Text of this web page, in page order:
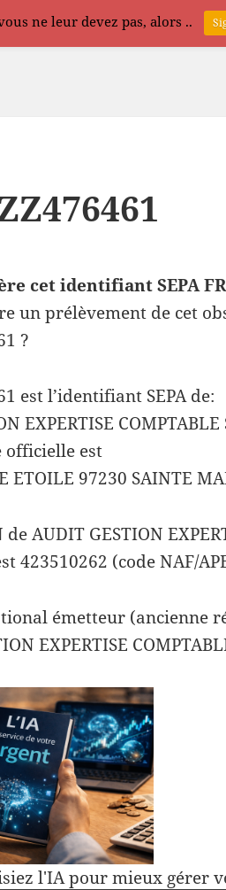
cet identifiant SEPA
un prélèvement de cet
?
est l’identifiant SEPA de:
EXPERTISE COMPTABLE
officielle est
ETOILE 97230 SAINTE
de AUDIT GESTION
423510262 (code NAF/
émetteur (ancienne
EXPERTISE
l'IA pour mieux gérer
ne leur devez pas, alors ..